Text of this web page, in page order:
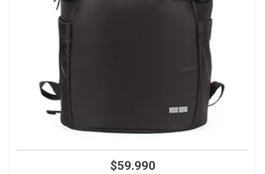
$59.990